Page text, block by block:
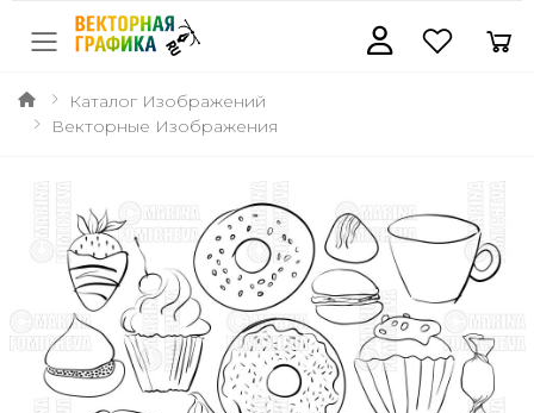
Каталог Изображений
Векторные Изображения